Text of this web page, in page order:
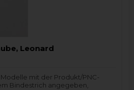
Leonard
mit der Produkt/PNC-
Bindestrich angegeben,